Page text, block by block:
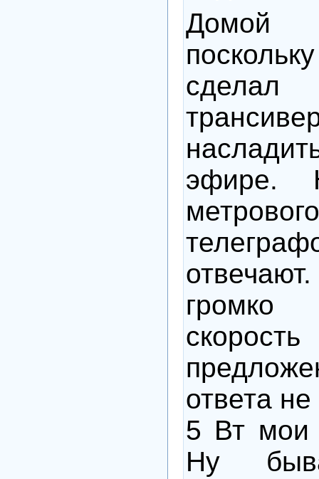
эфире.
громко
ответа
5 Вт мои
Ну